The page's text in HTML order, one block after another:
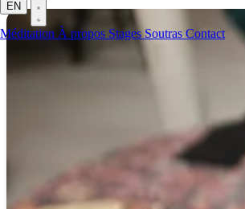
EN
Méditation À propos Stages Soutras Contact